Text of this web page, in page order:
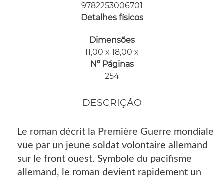
9782253006701
Detalhes físicos
Dimensões
11,00 x 18,00 x
Nº Páginas
254
DESCRIÇÃO
Le roman décrit la Première Guerre mondiale
vue par un jeune soldat volontaire allemand
sur le front ouest. Symbole du pacifisme
allemand, le roman devient rapidement un